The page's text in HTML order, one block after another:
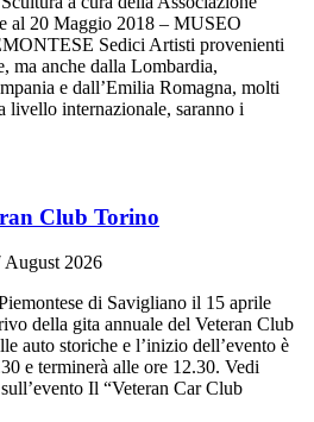
al 20 Maggio 2018 – MUSEO
Sedici Artisti provenienti
ma anche dalla Lombardia,
e dall’Emilia Romagna, molti
livello internazionale, saranno i
Club Torino
August 2026
di Savigliano il 15 aprile
della gita annuale del Veteran Club
auto storiche e l’inizio dell’evento è
e terminerà alle ore 12.30. Vedi
Il “Veteran Car Club